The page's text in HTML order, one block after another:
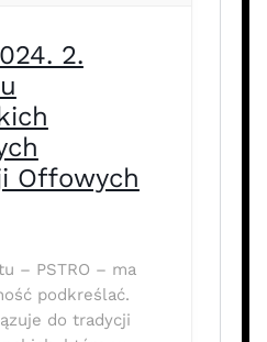
2.
Offowych
– PSTRO – ma
podkreślać.
do tradycji